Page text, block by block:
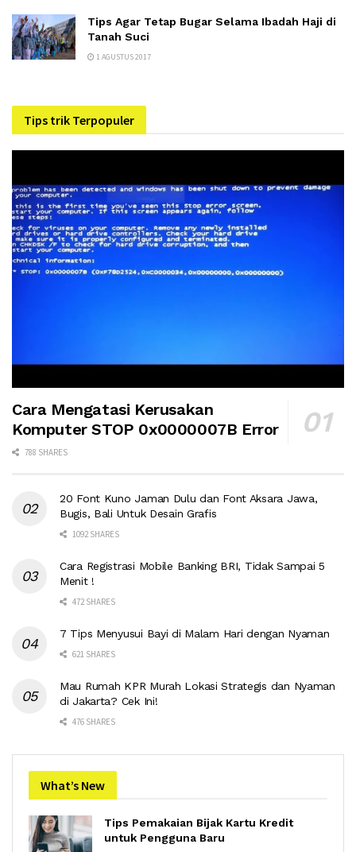
Tips Agar Tetap Bugar Selama Ibadah Haji di
Tanah Suci
1 AGUSTUS 2017
Tips trik Terpopuler
Cara Mengatasi Kerusakan
Komputer STOP 0x0000007B Error
788 SHARES
20 Font Kuno Jaman Dulu dan Font Aksara Jawa,
Bugis, Bali Untuk Desain Grafis
1092 SHARES
Cara Registrasi Mobile Banking BRI, Tidak Sampai 5
Menit !
472 SHARES
7 Tips Menyusui Bayi di Malam Hari dengan Nyaman
621 SHARES
Mau Rumah KPR Murah Lokasi Strategis dan Nyaman
di Jakarta? Cek Ini!
476 SHARES
What’s New
Tips Pemakaian Bijak Kartu Kredit
untuk Pengguna Baru